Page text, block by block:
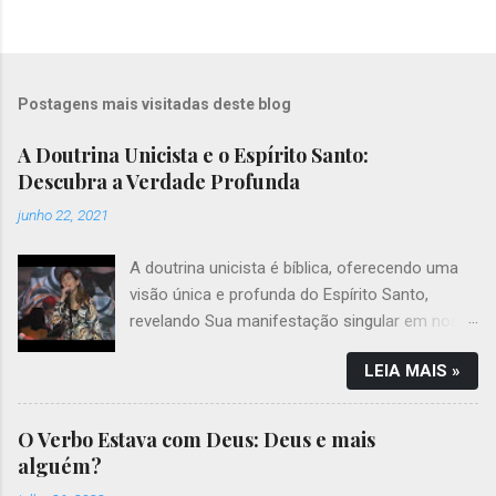
Postagens mais visitadas deste blog
A Doutrina Unicista e o Espírito Santo:
Descubra a Verdade Profunda
junho 22, 2021
A doutrina unicista é bíblica, oferecendo uma
visão única e profunda do Espírito Santo,
revelando Sua manifestação singular em nossa
esteja contigo, querido leitor! Nosso objetivo é
esclarecer uma questão que gera muitas
dúvidas entre os cristãos: quem é o Espírito
Santo de Deus conforme a doutrina unicista?
LEIA MAIS »
O Verbo Estava com Deus: Deus e mais
alguém?